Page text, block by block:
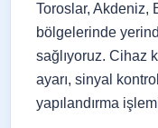
Toroslar, Akdeniz,
bölgelerinde
sağlıyoruz. Cihaz
ayarı, sinyal
yapılandırma